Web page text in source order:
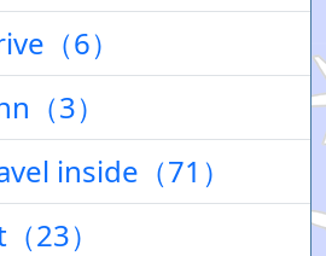
（6）
（3）
inside（71）
23）